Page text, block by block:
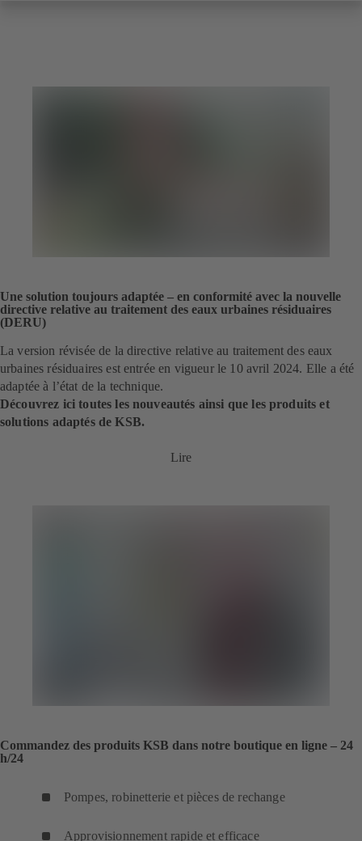
Une solution toujours adaptée – en conformité avec la nouvelle
directive relative au traitement des eaux urbaines résiduaires
(DERU)
La version révisée de la directive relative au traitement des eaux
urbaines résiduaires est entrée en vigueur le 10 avril 2024. Elle a été
adaptée à l’état de la technique.
Découvrez ici toutes les nouveautés ainsi que les produits et
solutions adaptés de KSB.
Lire
Commandez des produits KSB dans notre boutique en ligne – 24
h/24
Pompes, robinetterie et pièces de rechange
Approvisionnement rapide et efficace